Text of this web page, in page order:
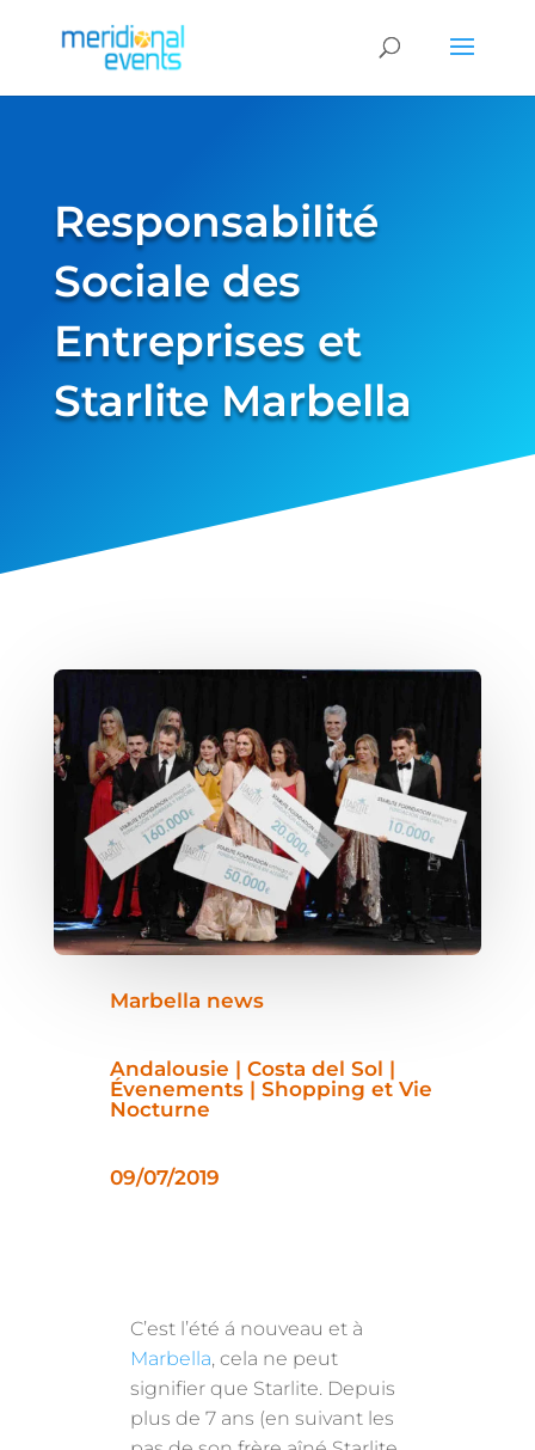
Responsabilité
Sociale des
Entreprises et
Starlite Marbella
Marbella news
Andalousie | Costa del Sol |
Évenements | Shopping et Vie
Nocturne
09/07/2019
C’est l’été á nouveau et à
Marbella, cela ne peut
signifier que Starlite. Depuis
plus de 7 ans (en suivant les